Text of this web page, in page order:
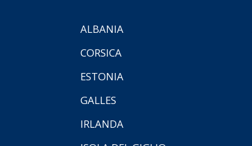
ALBANIA
CORSICA
ESTONIA
GALLES
IRLANDA